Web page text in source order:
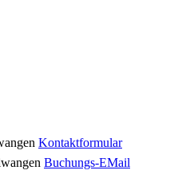
Kontaktformular
Buchungs-EMail